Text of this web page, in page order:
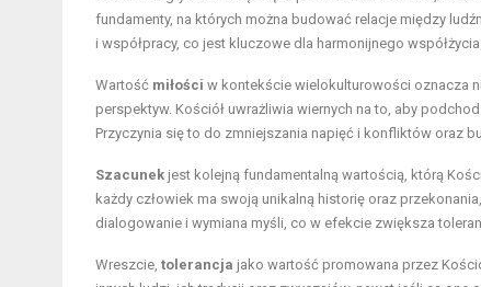
fundamenty, na których można budować relacje między
i współpracy, co jest kluczowe dla harmonijnego współżycia.
Wartość miłości w kontekście wielokulturowości oznacza
perspektyw. Kościół uwrażliwia wiernych na to, aby
Przyczynia się to do zmniejszania napięć i konfliktów oraz
Szacunek jest kolejną fundamentalną wartością, którą
każdy człowiek ma swoją unikalną historię oraz
dialogowanie i wymiana myśli, co w efekcie zwiększa
Wreszcie, tolerancja jako wartość promowana przez